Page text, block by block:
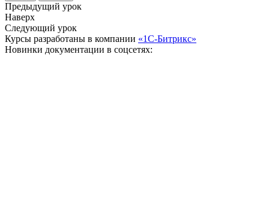
Предыдущий урок
Наверх
Следующий урок
Курсы разработаны в компании «1С-Битрикс»
Новинки документации в соцсетях: